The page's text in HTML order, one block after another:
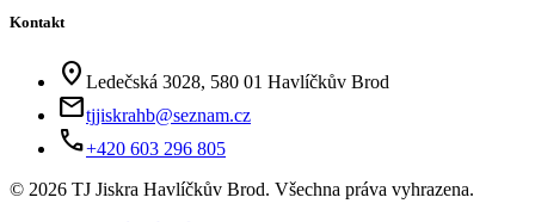
Kontakt
location_on Ledečská 3028, 580 01 Havlíčkův Brod
mailtjjiskrahb@seznam.cz
phone+420 603 296 805
© 2026 TJ Jiskra Havlíčkův Brod. Všechna práva vyhrazena.